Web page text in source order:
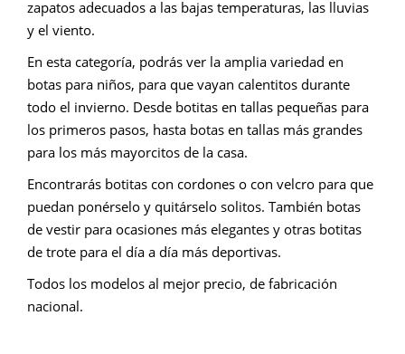
zapatos adecuados a las bajas temperaturas, las lluvias
y el viento.
En esta categoría, podrás ver la amplia variedad en
botas para niños, para que vayan calentitos durante
todo el invierno. Desde botitas en tallas pequeñas para
los primeros pasos, hasta botas en tallas más grandes
para los más mayorcitos de la casa.
Encontrarás botitas con cordones o con velcro para que
puedan ponérselo y quitárselo solitos. También botas
de vestir para ocasiones más elegantes y otras botitas
de trote para el día a día más deportivas.
Todos los modelos al mejor precio, de fabricación
nacional.